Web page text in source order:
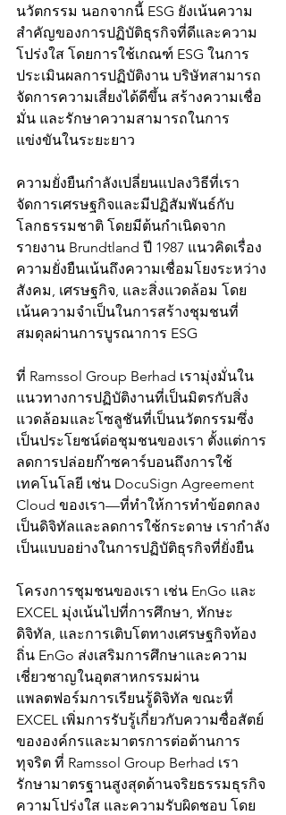
นวัตกรรม นอกจากนี้ ESG ยังเน้นความ
สำคัญของการปฏิบัติธุรกิจที่ดีและความ
โปร่งใส โดยการใช้เกณฑ์ ESG ในการ
ประเมินผลการปฏิบัติงาน บริษัทสามารถ
จัดการความเสี่ยงได้ดีขึ้น สร้างความเชื่อ
มั่น และรักษาความสามารถในการ
แข่งขันในระยะยาว
ความยั่งยืนกำลังเปลี่ยนแปลงวิธีที่เรา
จัดการเศรษฐกิจและมีปฏิสัมพันธ์กับ
โลกธรรมชาติ โดยมีต้นกำเนิดจาก
รายงาน Brundtland ปี 1987 แนวคิดเรื่อง
ความยั่งยืนเน้นถึงความเชื่อมโยงระหว่าง
สังคม, เศรษฐกิจ, และสิ่งแวดล้อม โดย
เน้นความจำเป็นในการสร้างชุมชนที่
สมดุลผ่านการบูรณาการ ESG
ที่ Ramssol Group Berhad เรามุ่งมั่นใน
แนวทางการปฏิบัติงานที่เป็นมิตรกับสิ่ง
แวดล้อมและโซลูชันที่เป็นนวัตกรรมซึ่ง
เป็นประโยชน์ต่อชุมชนของเรา ตั้งแต่การ
ลดการปล่อยก๊าซคาร์บอนถึงการใช้
เทคโนโลยี เช่น DocuSign Agreement
Cloud ของเรา—ที่ทำให้การทำข้อตกลง
เป็นดิจิทัลและลดการใช้กระดาษ เรากำลัง
เป็นแบบอย่างในการปฏิบัติธุรกิจที่ยั่งยืน
โครงการชุมชนของเรา เช่น EnGo และ
EXCEL มุ่งเน้นไปที่การศึกษา, ทักษะ
ดิจิทัล, และการเติบโตทางเศรษฐกิจท้อง
ถิ่น EnGo ส่งเสริมการศึกษาและความ
เชี่ยวชาญในอุตสาหกรรมผ่าน
แพลตฟอร์มการเรียนรู้ดิจิทัล ขณะที่
EXCEL เพิ่มการรับรู้เกี่ยวกับความซื่อสัตย์
ขององค์กรและมาตรการต่อต้านการ
ทุจริต ที่ Ramssol Group Berhad เรา
รักษามาตรฐานสูงสุดด้านจริยธรรมธุรกิจ
ความโปร่งใส และความรับผิดชอบ โดย